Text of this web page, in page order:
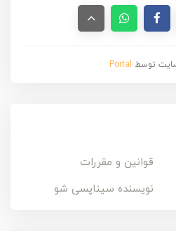
توسط Portal
قوانین و مقررات
نویسنده سیناپسی شو